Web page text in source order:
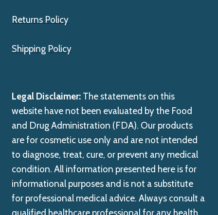
Returns Policy
Shipping Policy
Legal Disclaimer: The statements on this
website have not been evaluated by the Food
and Drug Administration (FDA). Our products
are for cosmetic use only and are not intended
to diagnose, treat, cure, or prevent any medical
condition. All information presented here is for
informational purposes and is not a substitute
for professional medical advice. Always consult a